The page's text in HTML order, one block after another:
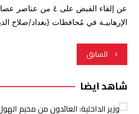
عن إلقاء القبض على ٤ من
الإرهابيـة في مُحافظات {بغداد/صلاح
تصفّح
المقالات
السابق
شاهد ايضا